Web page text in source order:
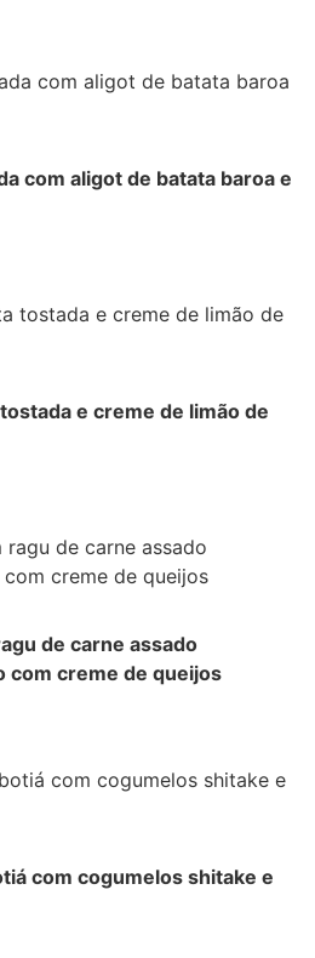
com aligot de batata baroa e
e creme de limão de
de carne assado
com creme de queijos
com cogumelos shitake e